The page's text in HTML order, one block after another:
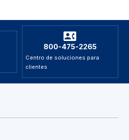
800-475-2265
Centro de soluciones para
clientes